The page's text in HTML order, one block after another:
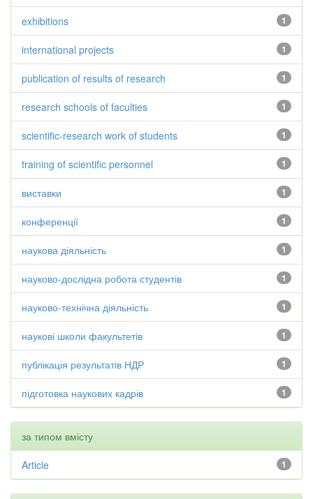
1
exhibitions
1
international projects
1
publication of results of research
1
research schools of faculties
1
scientific-research work of students
1
training of scientific personnel
1
виставки
1
конференції
1
наукова діяльність
1
науково-дослідна робота студентів
1
науково-технічна діяльність
1
наукові школи факультетів
1
публікація результатів НДР
1
підготовка наукових кадрів
за типом вмісту
1
Article